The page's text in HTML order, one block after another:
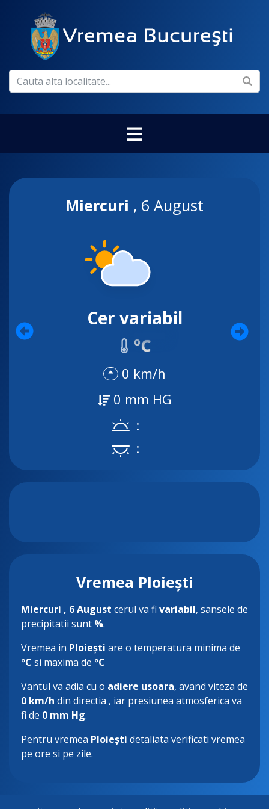
Miercuri , 6 August
Cer variabil
ºC
0 km/h
0 mm HG
:
:
Vremea Ploiești
Miercuri , 6 August cerul va fi variabil, sansele de
precipitatii sunt %.
Vremea in Ploiești are o temperatura minima de
ºC si maxima de ºC
Vantul va adia cu o adiere usoara, avand viteza de
0 km/h din directia , iar presiunea atmosferica va
fi de 0 mm Hg.
Pentru vremea Ploiești detaliata verificati vremea
pe ore si pe zile.